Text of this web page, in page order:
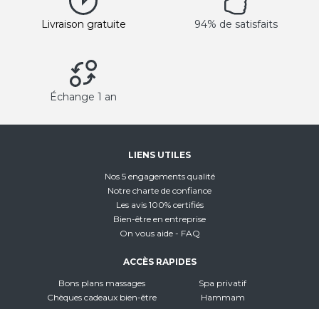
Livraison gratuite 94% de satisfaits
Échange 1 an
LIENS UTILES
Nos 5 engagements qualité
Notre charte de confiance
Les avis 100% certifiés
Bien-être en entreprise
On vous aide - FAQ
ACCÈS RAPIDES
Bons plans massages
Chèques cadeaux bien-être
Spa privatif
Hammam